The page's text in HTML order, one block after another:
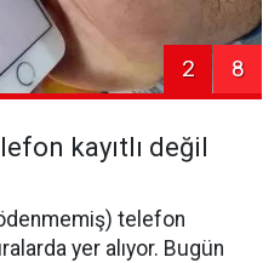
2 8
kayıtlı değil
telefon
yer alıyor. Bugün